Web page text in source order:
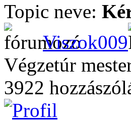
Topic neve:
Viszok009
Végzetúr
3922